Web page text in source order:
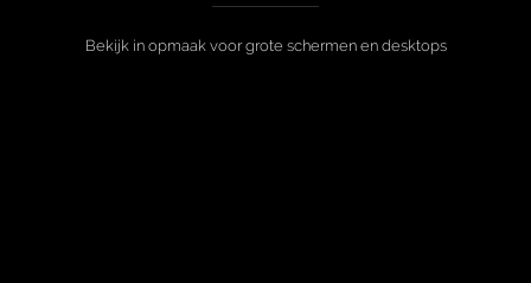
Bekijk in opmaak voor grote schermen en desktops